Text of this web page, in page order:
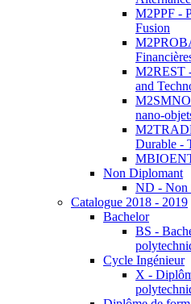
M2PPF -
Fusion
M2REST
and
M2SMNO
nano-
Durable -
Non Diplomant
ND - Non
Catalogue 2018 - 2019
Bachelor
BS -
Cycle Ingénieur
X -